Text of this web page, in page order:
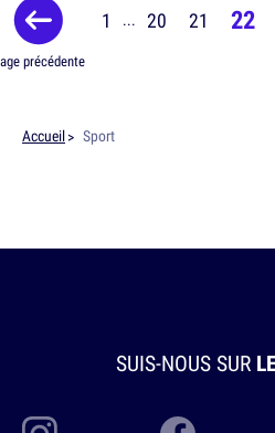
précédente
1 ... 20 21 22
Accueil Sport
SUIS-NOUS SUR